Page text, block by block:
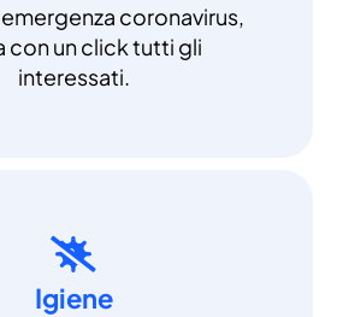
coronavirus,
con un click tutti gli
interessati.
Igiene